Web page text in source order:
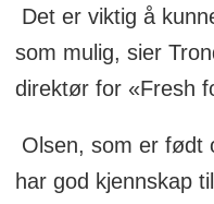
Det er viktig å
som mulig, sier
direktør for «Fresh
Olsen, som er født
har god kjennskap